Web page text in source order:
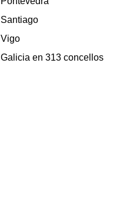
Santiago
Vigo
Galicia en 313 concellos